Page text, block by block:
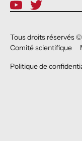
Tous droits réservés ©
Comité scientifique
Politique de